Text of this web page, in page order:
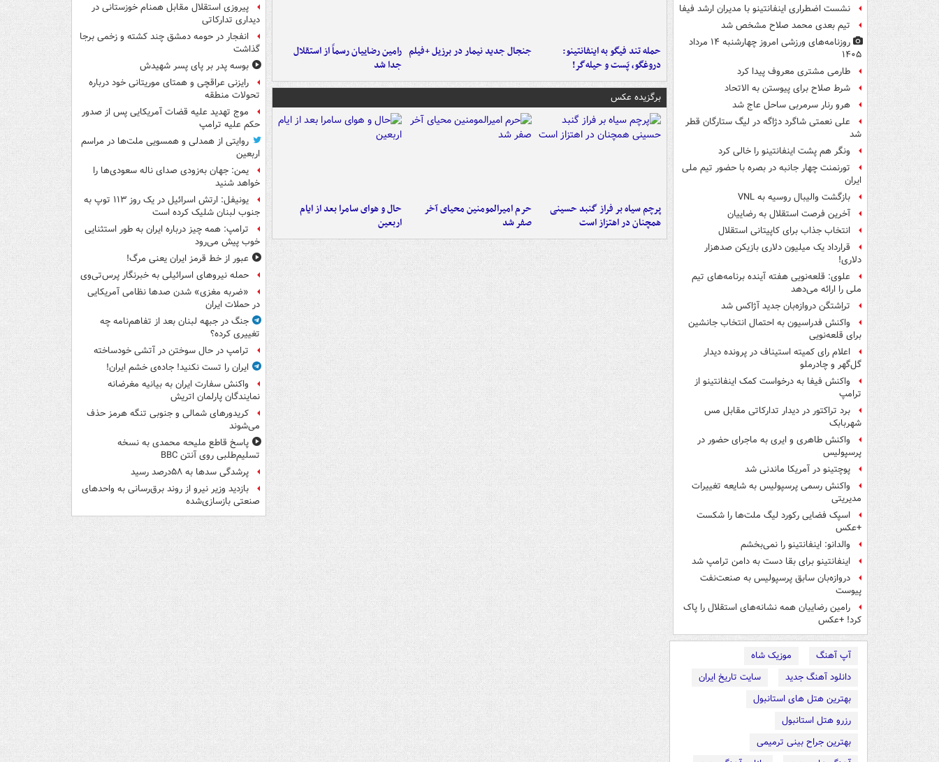
نشست اضطراری اینفانتینو با مدیران ارشد فیفا
تیم بعدی محمد صلاح مشخص شد
روزنامه‌های ورزشی امروز چهارشنبه ۱۴ مرداد
۱۴۰۵
طارمی مشتری معروف پیدا کرد
شرط صلاح برای پیوستن به الاتحاد
هرو رنار سرمربی ساحل عاج شد
علی نعمتی شاگرد دژاگه در لیگ ستارگان قطر
شد
ونگر هم پشت اینفانتینو را خالی کرد
تورنمنت چهار جانبه در بصره با حضور تیم ملی
ایران
بازگشت والیبال روسیه به VNL
آخرین فرصت استقلال به رضاییان
انتخاب جذاب برای کاپیتانی استقلال
قرارداد یک میلیون دلاری بازیکن صدهزار
دلاری!
علوی: قلعه‌نویی هفته آینده برنامه‌های تیم
ملی را ارائه می‌دهد
تراِشتگن دروازه‌بان جدید آژاکس شد
واکنش فدراسیون به احتمال انتخاب جانشین
برای قلعه‌نویی
اعلام رای کمیته استیناف در پرونده دیدار
گل‌گهر و چادرملو
واکنش فیفا به درخواست کمک اینفانتینو از
ترامپ
برد تراکتور در دیدار تدارکاتی مقابل مس
شهربابک
واکنش طاهری و ایری به ماجرای حضور در
پرسپولیس
پوچتینو در آمریکا ماندنی شد
واکنش رسمی پرسپولیس به شایعه تغییرات
مدیریتی
اسپک فضایی رکورد لیگ ملت‌ها را شکست
+عکس
والدانو: اینفانتینو را نمی‌بخشم
اینفانتینو برای بقا دست به دامن ترامپ شد
دروازه‌بان سابق پرسپولیس به صنعت‌نفت
پیوست
رامین رضاییان همه نشانه‌های استقلال را پاک
کرد! +عکس
آپ آهنگ
موزیک شاه
دانلود آهنگ جدید
سایت تاریخ ایران
بهترین هتل های استانبول
رزرو هتل استانبول
بهترین جراح بینی ترمیمی
حمله تند فیگو به اینفانتینو:
دروغگو، پَست‌ و حیله‌گر!
جنجال جدید نیمار در برزیل +فیلم رامین رضاییان رسماً از استقلال
جدا شد
برگزیده عکس
پرچم سیاه بر فراز گنبد حسینی
همچنان در اهتزاز است
حرم امیرالمومنین محیای آخر
صفر شد
حال و هوای سامرا بعد از ایام
اربعین
پیروزی استقلال مقابل همنام خوزستانی در
دیداری تدارکاتی
انفجار در حومه دمشق چند کشته و زخمی برجا
گذاشت
بوسه‌ پدر بر پای پسر شهیدش
رایزنی عراقچی و همتای موریتانی خود درباره
تحولات منطقه
موج تهدید علیه قضات آمریکایی پس از صدور
حکم علیه ترامپ
روایتی از همدلی و همسویی ملت‌ها در مراسم
اربعین
یمن: جهان به‌زودی صدای ناله سعودی‌ها را
خواهد شنید
یونیفل: ارتش اسرائیل در یک روز ۱۱۳ توپ به
جنوب لبنان شلیک کرده است
ترامپ: همه چیز درباره ایران به طور استثنایی
خوب پیش می‌رود
عبور از خط قرمز ایران یعنی مرگ!
حمله نیروهای اسرائیلی به خبرنگار پرس‌تی‌وی
«ضربه مغزی» شدن صدها نظامی آمریکایی
در حملات ایران
جنگ در جبهه لبنان بعد از تفاهم‌نامه چه
تغییری کرده؟
ترامپ در حال سوختن در آتشی خودساخته
ایران را تست نکنید! جاده‌ی خشم ایران!
واکنش سفارت ایران به بیانیه مغرضانه
نمایندگان پارلمان اتریش
کریدورهای شمالی و جنوبی تنگه هرمز حذف
می‌شوند
پاسخ قاطع ملیحه محمدی به نسخه
تسلیم‌طلبی روی آنتن BBC
پرشدگی سدها به ۵۸درصد رسید
بازدید وزیر نیرو از روند برق‌رسانی به واحدهای
صنعتی بازسازی‌شده